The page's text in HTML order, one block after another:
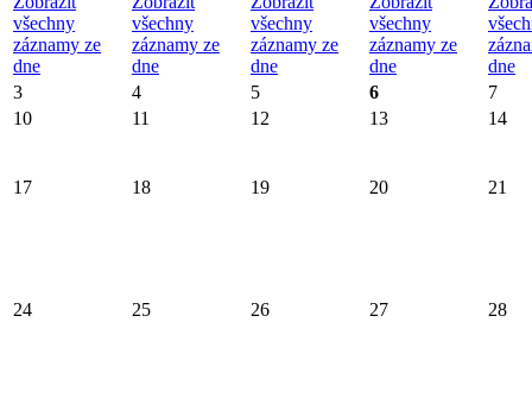
všechny
záznamy ze
dne
všechny
záznamy ze
dne
všechny
záznamy ze
dne
všechny
záznamy ze
dne
dne
3
4 5 6
7
10
11 12 13 14
17 18 19 20 21
24 25 26 27 28